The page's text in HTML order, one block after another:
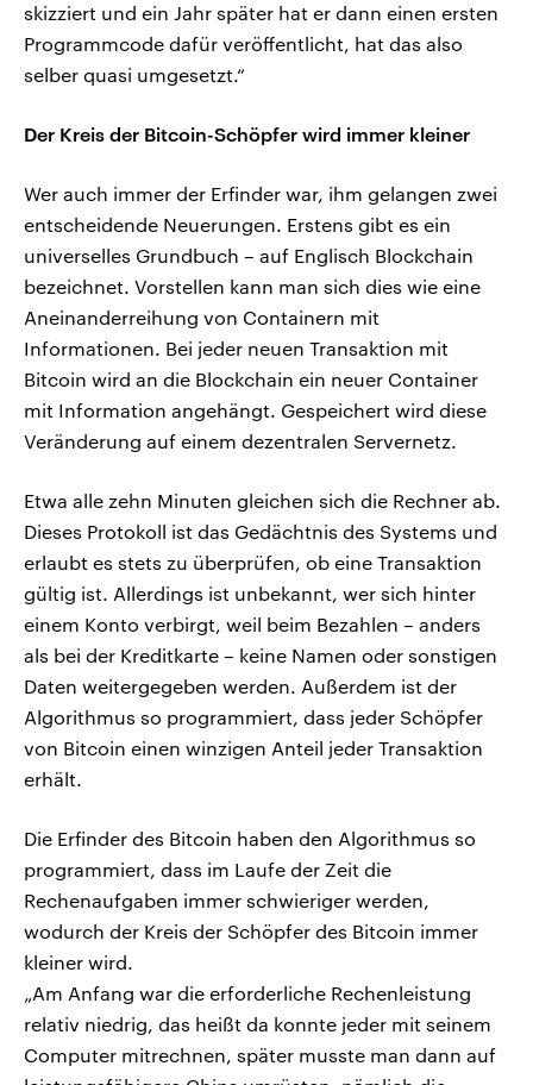
skizziert und ein Jahr später hat er dann einen ersten
Programmcode dafür veröffentlicht, hat das also
selber quasi umgesetzt.“
Der Kreis der Bitcoin-Schöpfer wird immer kleiner
Wer auch immer der Erfinder war, ihm gelangen zwei
entscheidende Neuerungen. Erstens gibt es ein
universelles Grundbuch – auf Englisch Blockchain
bezeichnet. Vorstellen kann man sich dies wie eine
Aneinanderreihung von Containern mit
Informationen. Bei jeder neuen Transaktion mit
Bitcoin wird an die Blockchain ein neuer Container
mit Information angehängt. Gespeichert wird diese
Veränderung auf einem dezentralen Servernetz.
Etwa alle zehn Minuten gleichen sich die Rechner ab.
Dieses Protokoll ist das Gedächtnis des Systems und
erlaubt es stets zu überprüfen, ob eine Transaktion
gültig ist. Allerdings ist unbekannt, wer sich hinter
einem Konto verbirgt, weil beim Bezahlen – anders
als bei der Kreditkarte – keine Namen oder sonstigen
Daten weitergegeben werden. Außerdem ist der
Algorithmus so programmiert, dass jeder Schöpfer
von Bitcoin einen winzigen Anteil jeder Transaktion
erhält.
Die Erfinder des Bitcoin haben den Algorithmus so
programmiert, dass im Laufe der Zeit die
Rechenaufgaben immer schwieriger werden,
wodurch der Kreis der Schöpfer des Bitcoin immer
kleiner wird.
„Am Anfang war die erforderliche Rechenleistung
relativ niedrig, das heißt da konnte jeder mit seinem
Computer mitrechnen, später musste man dann auf